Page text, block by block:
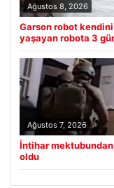
Ağustos 8, 2026
Garson robot
yaşayan robota 3
Ağustos 7, 2026
İntihar
oldu